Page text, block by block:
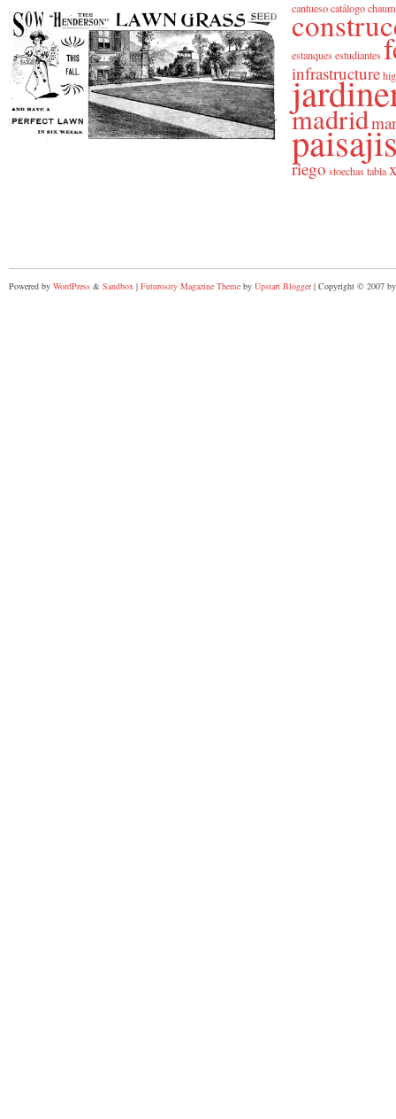
cantuesocatálogo
estanquesestudiantes
infrastructure
madrid
riego stoechastabla
Powered by WordPress & Sandbox | Futurosity Magazine Theme by Upstart Blogger| Copyright © 2007 by